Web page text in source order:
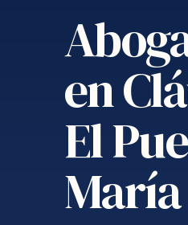
en
El
María